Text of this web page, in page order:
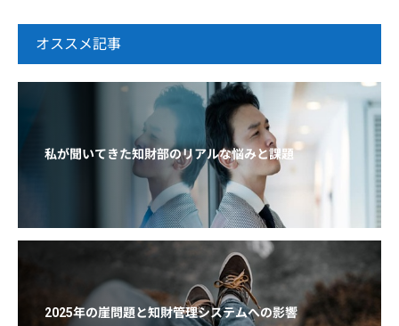
オススメ記事
私が聞いてきた知財部のリアルな悩みと課題
2025年の崖問題と知財管理システムへの影響